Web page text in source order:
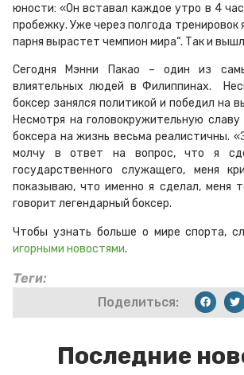
юности: «Он вставал каждое утро в 4
пробежку. Уже через полгода тренировок
парня вырастет чемпион мира“. Так и
Сегодня Мэнни Пакао – один из
влиятельных людей в Филиппинах.
боксер занялся политикой и победил на
Несмотря на головокружительную славу
боксера на жизнь весьма реалистичны.
молчу в ответ на вопрос, что я
государственного служащего, меня
показываю, что именно я сделал, меня
говорит легендарный боксер.
Чтобы узнать больше о мире спорта,
игорными новостями.
Теги:
Поделиться:
Последние